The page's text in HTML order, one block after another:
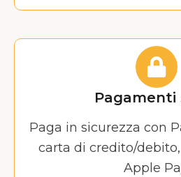
Pagamenti
Paga in sicurezza con
carta di credito/
Apple